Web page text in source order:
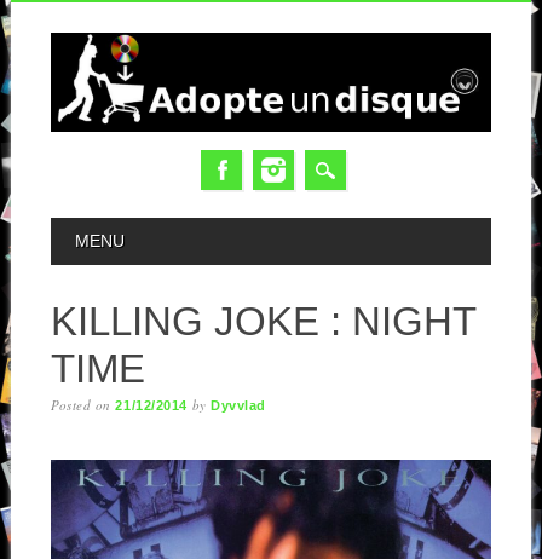
MAIN MENU
MENU
KILLING JOKE : NIGHT
TIME
Posted on21/12/2014 byDyvvlad